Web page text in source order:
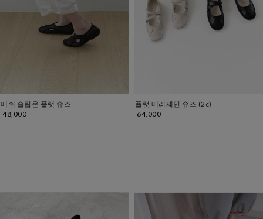
메쉬 슬립온 플랫 슈즈
48,000
플랫 메리제인 슈즈 (2c)
64,000